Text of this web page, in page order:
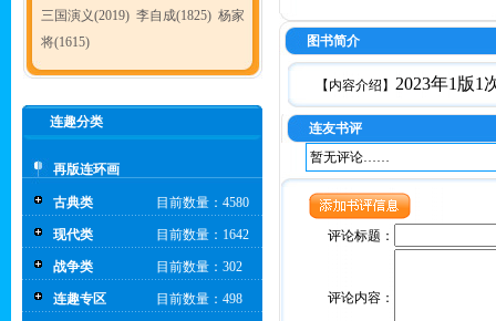
三国演义(2019) 李自成(1825) 杨家
将(1615)
连趣分类
再版连环画
古典类 目前数量：4580
现代类 目前数量：1642
战争类 目前数量：302
连趣专区 目前数量：498
图书简介
【内容介绍】 2023年1版1
连友书评
暂无评论……
评论标题：
评论内容：